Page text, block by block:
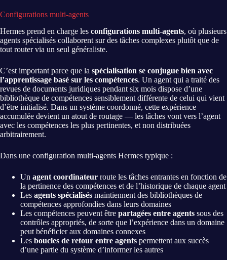
Configurations multi-agents
Hermes prend en charge les configurations multi-agents, où plusieurs
agents spécialisés collaborent sur des tâches complexes plutôt que de
tout router via un seul généraliste.
C’est important parce que la spécialisation se conjugue bien avec
l’apprentissage basé sur les compétences. Un agent qui a traité des
revues de documents juridiques pendant six mois dispose d’une
bibliothèque de compétences sensiblement différente de celui qui vient
d’être initialisé. Dans un système coordonné, cette expérience
accumulée devient un atout de routage — les tâches vont vers l’agent
avec les compétences les plus pertinentes, et non distribuées
arbitrairement.
Dans une configuration multi-agents Hermes typique :
Un agent coordinateur route les tâches entrantes en fonction de
la pertinence des compétences et de l’historique de chaque agent
Les agents spécialisés maintiennent des bibliothèques de
compétences approfondies dans leurs domaines
Les compétences peuvent être partagées entre agents sous des
contrôles appropriés, de sorte que l’expérience dans un domaine
peut bénéficier aux domaines connexes
Les boucles de retour entre agents permettent aux succès
d’une partie du système d’informer les autres